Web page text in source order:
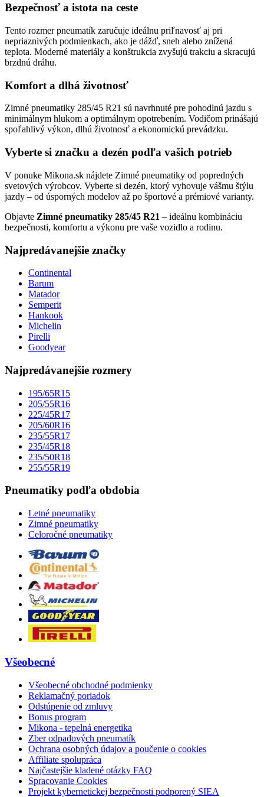
Bezpečnosť a istota na ceste
Tento rozmer pneumatík zaručuje ideálnu priľnavosť aj pri
nepriaznivých podmienkach, ako je dážď, sneh alebo znížená
teplota. Moderné materiály a konštrukcia zvyšujú trakciu a skracujú
brzdnú dráhu.
Komfort a dlhá životnosť
Zimné pneumatiky 285/45 R21 sú navrhnuté pre pohodlnú jazdu s
minimálnym hlukom a optimálnym opotrebením. Vodičom prinášajú
spoľahlivý výkon, dlhú životnosť a ekonomickú prevádzku.
Vyberte si značku a dezén podľa vašich potrieb
V ponuke Mikona.sk nájdete Zimné pneumatiky od popredných
svetových výrobcov. Vyberte si dezén, ktorý vyhovuje vášmu štýlu
jazdy – od úsporných modelov až po športové a prémiové varianty.
Objavte Zimné pneumatiky 285/45 R21 – ideálnu kombináciu
bezpečnosti, komfortu a výkonu pre vaše vozidlo a rodinu.
Najpredávanejšie značky
Continental
Barum
Matador
Semperit
Hankook
Michelin
Pirelli
Goodyear
Najpredávanejšie rozmery
195/65R15
205/55R16
225/45R17
205/60R16
235/55R17
235/45R18
235/50R18
255/55R19
Pneumatiky podľa obdobia
Letné pneumatiky
Zimné pneumatiky
Celoročné pneumatiky
Všeobecné
Všeobecné obchodné podmienky
Reklamačný poriadok
Odstúpenie od zmluvy
Bonus program
Mikona - tepelná energetika
Zber odpadových pneumatík
Ochrana osobných údajov a poučenie o cookies
Affiliate spolupráca
Najčastejšie kladené otázky FAQ
Spracovanie Cookies
Projekt kybernetickej bezpečnosti podporený SIEA